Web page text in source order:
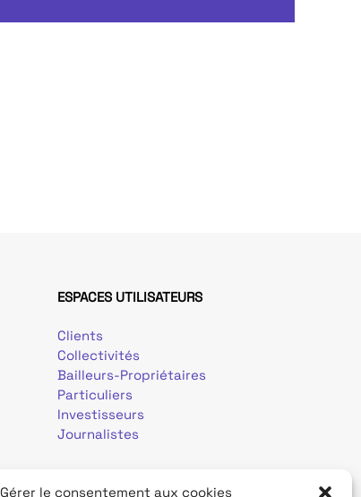
Gérer le consentement aux cookies
ESPACES UTILISATEURS
Clients
Collectivités
Bailleurs-Propriétaires
Particuliers
Investisseurs
Journalistes